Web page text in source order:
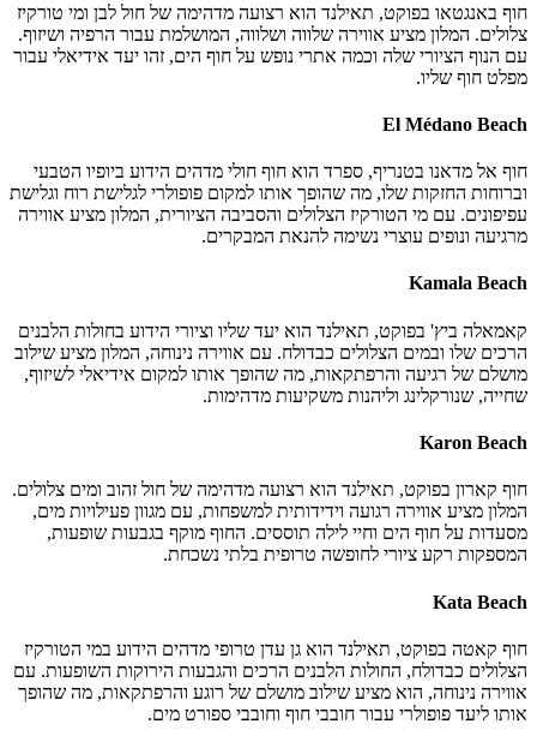
חוף באנגטאו בפוקט, תאילנד הוא רצועה מדהימה של חול לבן ומי טורקיז
צלולים. המלון מציע אווירה שלווה ושלווה, המושלמת עבור הרפיה ושיזוף.
עם הנוף הציורי שלה וכמה אתרי נופש על חוף הים, זהו יעד אידיאלי עבור
מפלט חוף שליו.
El Médano Beach
חוף אל מדאנו בטנריף, ספרד הוא חוף חולי מדהים הידוע ביופיו הטבעי
וברוחות החזקות שלו, מה שהופך אותו למקום פופולרי לגלישת רוח וגלישת
עפיפונים. עם מי הטורקיז הצלולים והסביבה הציורית, המלון מציע אווירה
מרגיעה ונופים עוצרי נשימה להנאת המבקרים.
Kamala Beach
קאמאלה ביץ' בפוקט, תאילנד הוא יעד שליו וציורי הידוע בחולות הלבנים
הרכים שלו ובמים הצלולים כבדולח. עם אווירה נינוחה, המלון מציע שילוב
מושלם של רגיעה והרפתקאות, מה שהופך אותו למקום אידיאלי לשיזוף,
שחייה, שנורקלינג וליהנות משקיעות מדהימות.
Karon Beach
חוף קארון בפוקט, תאילנד הוא רצועה מדהימה של חול זהוב ומים צלולים.
המלון מציע אווירה רגועה וידידותית למשפחות, עם מגוון פעילויות מים,
מסעדות על חוף הים וחיי לילה תוססים. החוף מוקף בגבעות שופעות,
המספקות רקע ציורי לחופשה טרופית בלתי נשכחת.
Kata Beach
חוף קאטה בפוקט, תאילנד הוא גן עדן טרופי מדהים הידוע במי הטורקיז
הצלולים כבדולח, החולות הלבנים הרכים והגבעות הירוקות השופעות. עם
אווירה נינוחה, הוא מציע שילוב מושלם של רוגע והרפתקאות, מה שהופך
אותו ליעד פופולרי עבור חובבי חוף וחובבי ספורט מים.